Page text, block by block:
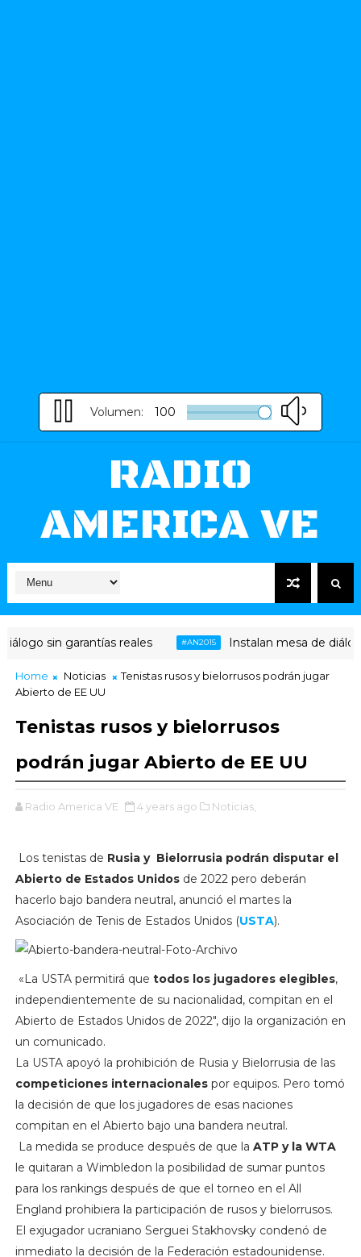
Volumen: 100
RADIO
AMERICA VE
sin garantías reales #AN2015 Instalan mesa de diálogo
Home Noticias
Tenistas rusos y bielorrusos podrán jugar
Abierto de EE UU
Tenistas rusos y bielorrusos
podrán jugar Abierto de EE UU
Radio America VE 4 years ago Noticias,
Los tenistas de Rusia y Bielorrusia podrán disputar el
Abierto de Estados Unidosde 2022 pero deberán
hacerlo bajo bandera neutral, anunció el martes la
Asociación de Tenis de Estados Unidos (USTA).
«La USTA permitirá que todos los jugadores elegibles,
independientemente de su nacionalidad, compitan en el
Abierto de Estados Unidos de 2022″, dijo la organización en
un comunicado.
La USTA apoyó la prohibición de Rusia y Bielorrusia de las
competiciones internacionalespor equipos. Pero tomó
la decisión de que los jugadores de esas naciones
compitan en el Abierto bajo una bandera neutral.
La medida se produce después de que la ATP y la WTA
le quitaran a Wimbledon la posibilidad de sumar puntos
para los rankings después de que el torneo en el All
England prohibiera la participación de rusos y bielorrusos.
El exjugador ucraniano Serguei Stakhovsky condenó de
inmediato la decisión de la Federación estadounidense.